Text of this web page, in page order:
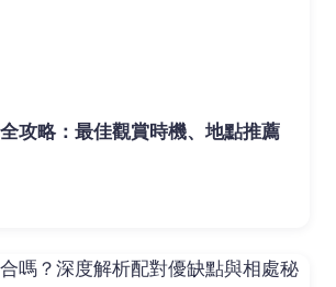
攻略：最佳觀賞時機、地點推薦